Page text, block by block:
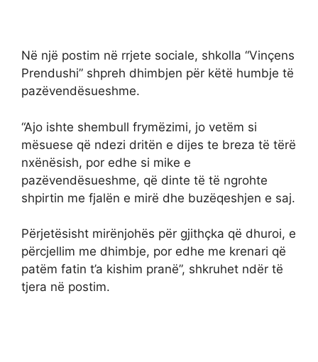
Në një postim në rrjete sociale, shkolla “Vinçens
Prendushi” shpreh dhimbjen për këtë humbje të
pazëvendësueshme.
“Ajo ishte shembull frymëzimi, jo vetëm si
mësuese që ndezi dritën e dijes te breza të tërë
nxënësish, por edhe si mike e
pazëvendësueshme, që dinte të të ngrohte
shpirtin me fjalën e mirë dhe buzëqeshjen e saj.
Përjetësisht mirënjohës për gjithçka që dhuroi, e
përcjellim me dhimbje, por edhe me krenari që
patëm fatin t’a kishim pranë”, shkruhet ndër të
tjera në postim.